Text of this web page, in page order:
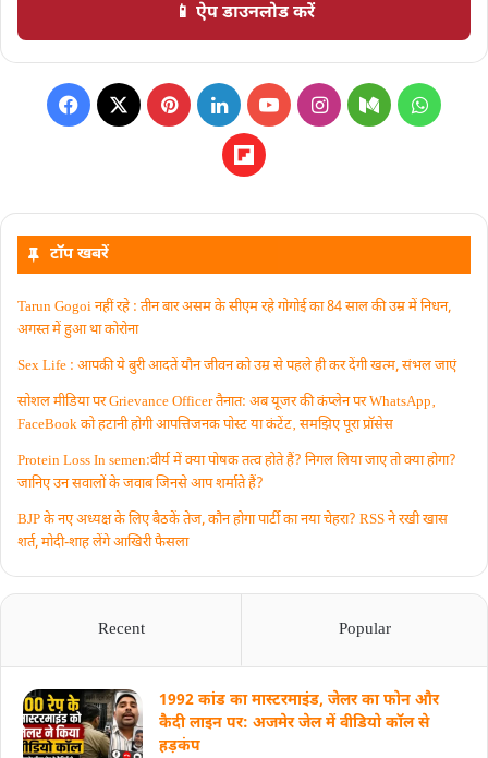
📱 ऐप डाउनलोड करें
टॉप खबरें
Tarun Gogoi नहीं रहे : तीन बार असम के सीएम रहे गोगोई का 84 साल की उम्र में निधन,
अगस्त में हुआ था कोरोना
Sex Life : आपकी ये बुरी आदतें याैन जीवन को उम्र से पहले ही कर देंगी खत्म, संभल जाएं
सोशल मीडिया पर Grievance Officer तैनात: अब यूजर की कंप्लेन पर WhatsApp‚
FaceBook को हटानी होगी आपत्तिजनक पोस्ट या कंटेंट‚ समझिए पूरा प्रॉसेस
Protein Loss In semen:वीर्य में क्या पोषक तत्व होते हैं? निगल लिया जाए तो क्या होगा?
जानिए उन सवालों के जवाब जिनसे आप शर्माते हैं?
BJP के नए अध्यक्ष के लिए बैठकें तेज, कौन होगा पार्टी का नया चेहरा? RSS ने रखी खास
शर्त, मोदी-शाह लेंगे आखिरी फैसला
Recent Popular
1992 कांड का मास्टरमाइंड, जेलर का फोन और
कैदी लाइन पर: अजमेर जेल में वीडियो कॉल से
हड़कंप